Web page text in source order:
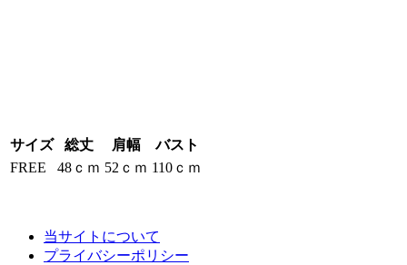
サイズ 総丈 肩幅
バスト
FREE
48ｃｍ 52ｃｍ 110ｃｍ
当サイトについて
プライバシーポリシー